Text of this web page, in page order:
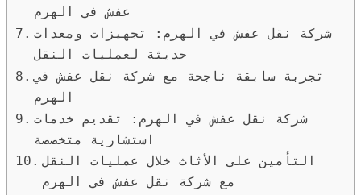
عفش في الهرم
شركة نقل عفش في الهرم: تجهيزات ومعدات
حديثة لعمليات النقل
تجربة سابقة ناجحة مع شركة نقل عفش في
الهرم
شركة نقل عفش في الهرم: تقديم خدمات
استشارية متخصصة
التأمين على الأثاث خلال عمليات النقل
مع شركة نقل عفش في الهرم